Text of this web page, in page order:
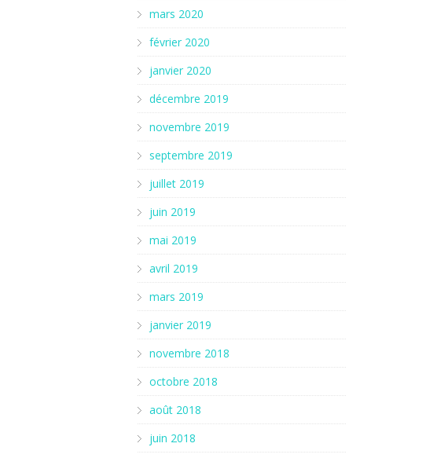
mars 2020
février 2020
janvier 2020
décembre 2019
novembre 2019
septembre 2019
juillet 2019
juin 2019
mai 2019
avril 2019
mars 2019
janvier 2019
novembre 2018
octobre 2018
août 2018
juin 2018